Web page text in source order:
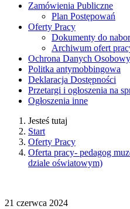
Zamówienia Publiczne
Plan Postępowań
Oferty Pracy
Dokumenty do
Archiwum ofert
Ochrona Danych
Politka antymobbingowa
Deklaracja Dostępności
Przetargi i ogłoszenia na
Ogłoszenia inne
Jesteś tutaj
Start
Oferty Pracy
Oferta pracy- pedagog
dziale oświatowym)
21 czerwca 2024